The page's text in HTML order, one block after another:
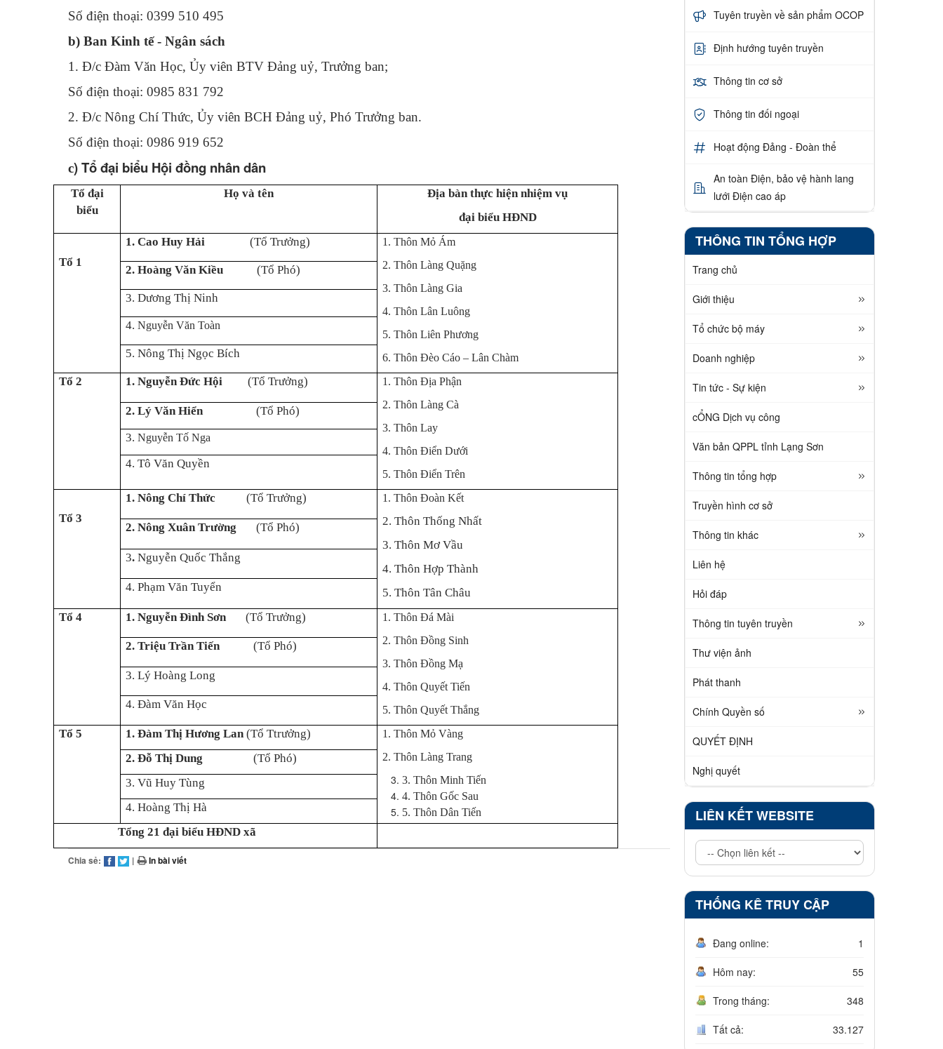
Số điện thoại: 0399 510 495
b) Ban Kinh tế - Ngân sách
1. Đ/c Đàm Văn Học, Ủy viên BTV Đảng uỷ, Trưởng ban;
Số điện thoại: 0985 831 792
2. Đ/c Nông Chí Thức, Ủy viên BCH Đảng uỷ, Phó Trưởng ban.
Số điện thoại: 0986 919 652
c) Tổ đại biểu Hội đồng nhân dân
Tổ đại
biểu
Họ và tên
Địa bàn thực hiện nhiệm vụ
đại biểu HĐND
Tổ 1
1. Cao Huy Hải (Tổ Trưởng)
1. Thôn Mỏ Ám
2. Thôn Làng Quặng
3. Thôn Làng Gia
4. Thôn Lân Luông
5. Thôn Liên Phương
6. Thôn Đèo Cáo – Lân Chàm
2. Hoàng Văn Kiều (Tổ Phó)
3. Dương Thị Ninh
4. Nguyễn Văn Toàn
5. Nông Thị Ngọc Bích
Tổ 2 1. Nguyễn Đức Hội (Tổ Trưởng)
1. Thôn Địa Phận
2. Thôn Làng Cà
3. Thôn Lay
4. Thôn Điển Dưới
5. Thôn Điển Trên
2. Lý Văn Hiển (Tổ Phó)
3. Nguyễn Tố Nga
4. Tô Văn Quyền
Tổ 3
1. Nông Chí Thức (Tổ Trưởng) 1. Thôn Đoàn Kết
2. Thôn Thống Nhất
3. Thôn Mơ Vầu
4. Thôn Hợp Thành
5. Thôn Tân Châu
2. Nông Xuân Trường (Tổ Phó)
3. Nguyễn Quốc Thắng
4. Phạm Văn Tuyển
Tổ 4 1. Nguyễn Đình Sơn (Tổ Trưởng)
1. Thôn Đá Mài
2. Thôn Đồng Sinh
3. Thôn Đồng Mạ
4. Thôn Quyết Tiến
5. Thôn Quyết Thắng
2. Triệu Trần Tiến (Tổ Phó)
3. Lý Hoàng Long
4. Đàm Văn Học
Tổ 5 1. Đàm Thị Hương Lan (Tổ Ttrưởng)
1. Thôn Mỏ Vàng
2. Thôn Làng Trang
3. Thôn Minh Tiến
4. Thôn Gốc Sau
5. Thôn Dân Tiến
2. Đỗ Thị Dung (Tổ Phó)
3. Vũ Huy Tùng
4. Hoàng Thị Hà
Tổng 21 đại biểu HĐND xã
Chia sẻ: | In bài viết
Tuyên truyền về sản phẩm OCOP
Định hướng tuyên truyền
Thông tin cơ sở
Thông tin đối ngoại
Hoạt động Đảng - Đoàn thể
An toàn Điện, bảo vệ hành lang
lưới Điện cao áp
THÔNG TIN TỔNG HỢP
Trang chủ
Giới thiệu
Tổ chức bộ máy
Doanh nghiệp
Tin tức - Sự kiện
cỔNG Dịch vụ công
Văn bản QPPL tỉnh Lạng Sơn
Thông tin tổng hợp
Truyền hình cơ sở
Thông tin khác
Liên hệ
Hỏi đáp
Thông tin tuyên truyền
Thư viện ảnh
Phát thanh
Chính Quyền số
QUYẾT ĐỊNH
Nghị quyết
LIÊN KẾT WEBSITE
THỐNG KÊ TRUY CẬP
Đang online: 1
Hôm nay: 55
Trong tháng: 348
Tất cả: 33.127